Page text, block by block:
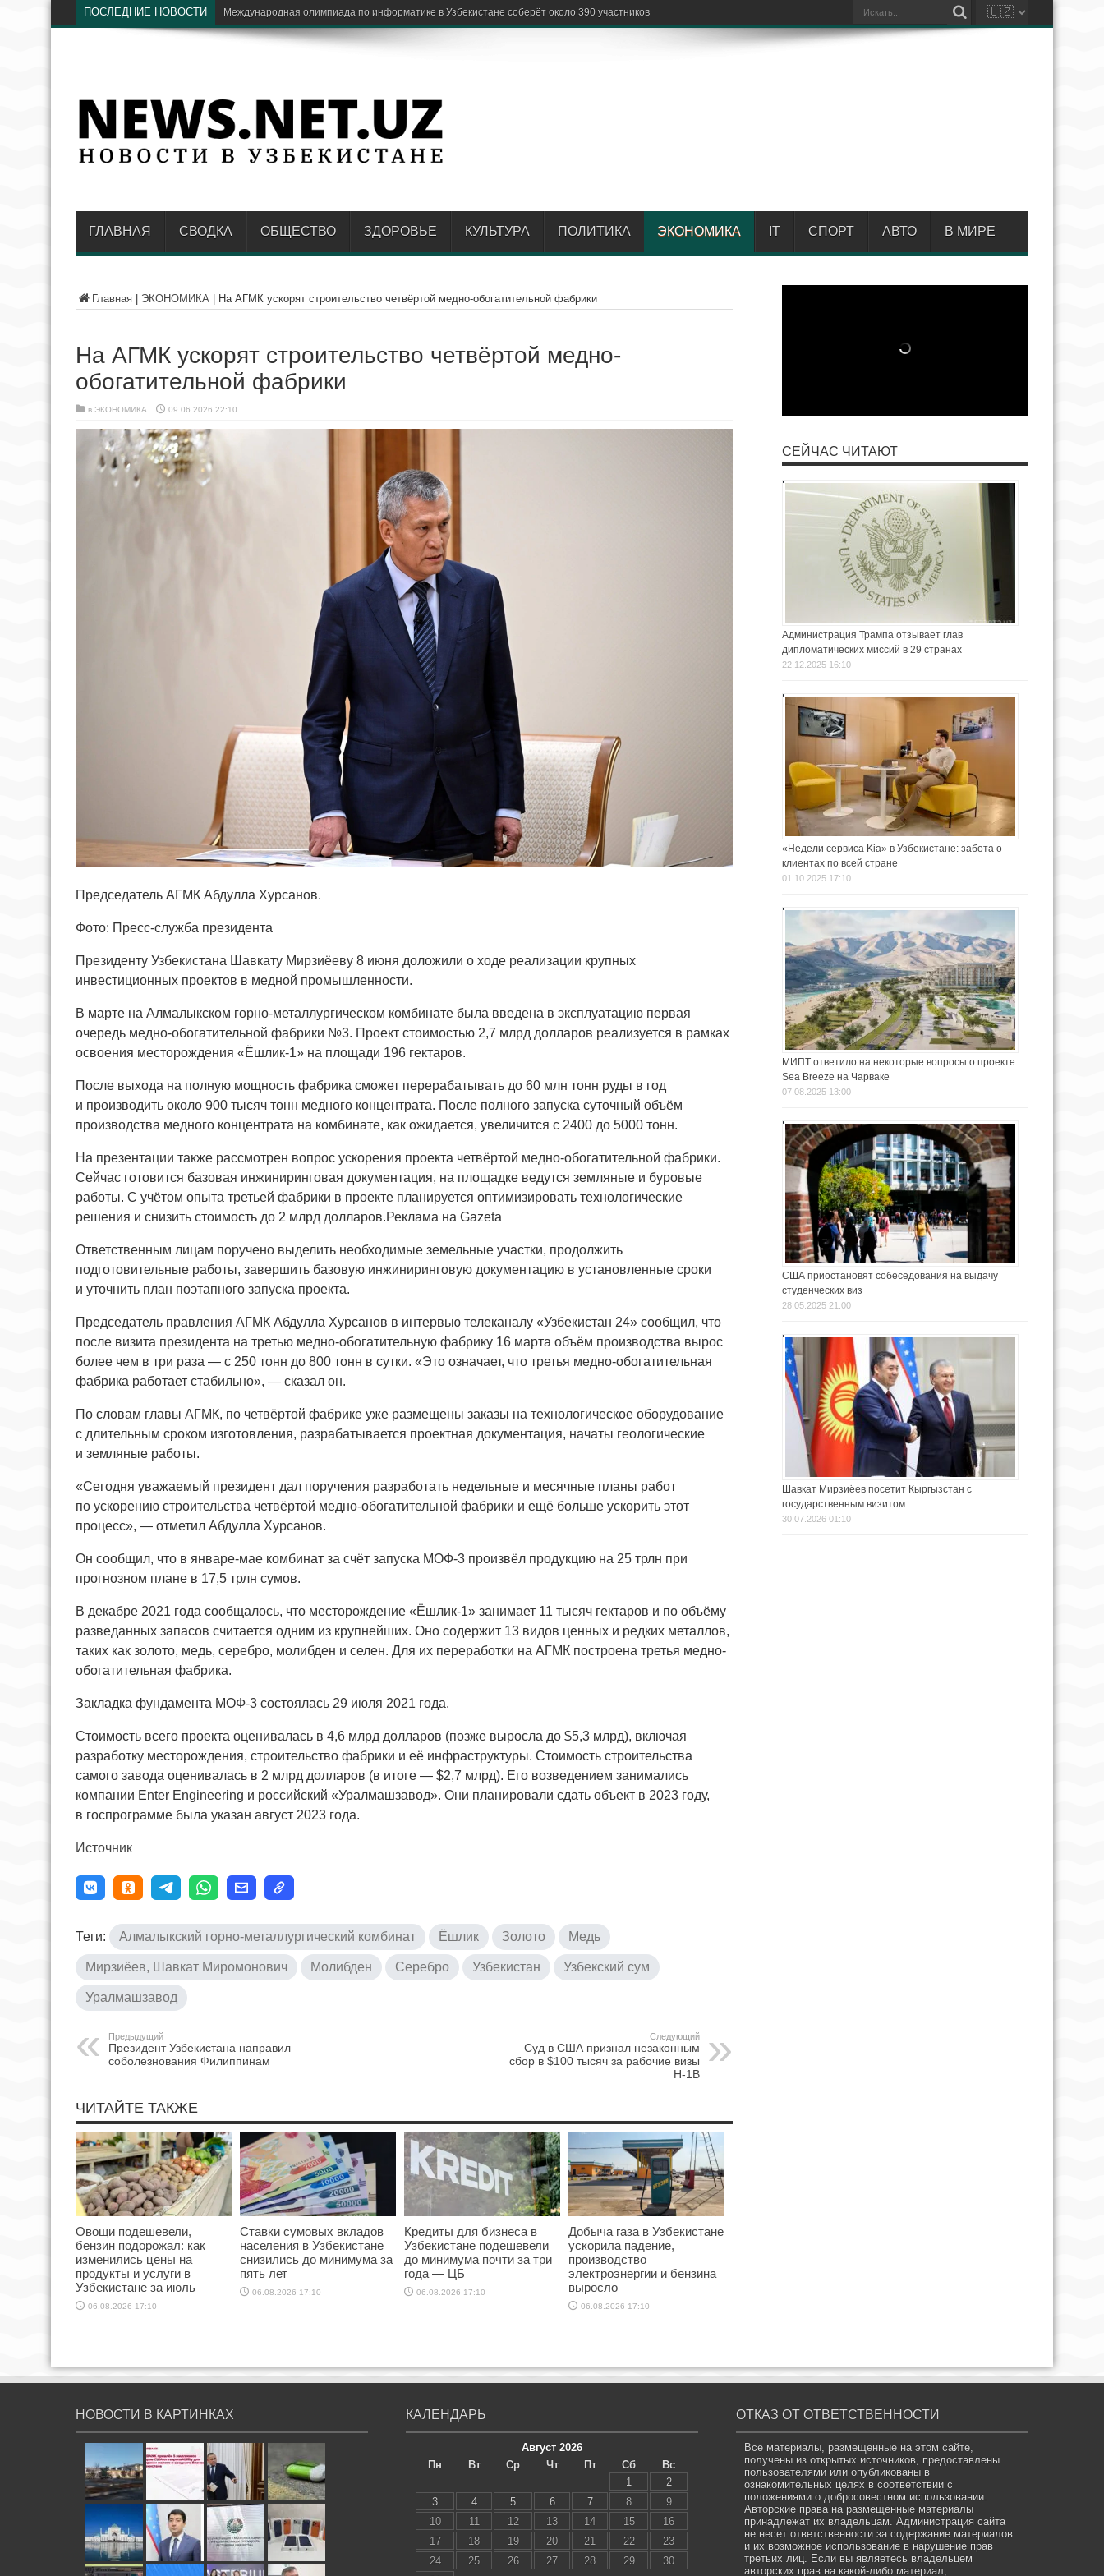
ПОСЛЕДНИЕ НОВОСТИ Экс-гл
ГЛАВНАЯ СВОДКА ОБЩЕСТВО ЗДОРОВЬЕ КУЛЬТУРА ПОЛИТИКА ЭКОНОМИКА IT СПОРТ АВТО В МИРЕ
Главная ЭКОНОМИКА На АГМК ускорят строительство четвёртой медно-обогатительной фабрики
На АГМК ускорят строительство четвёртой медно-
обогатительной фабрики
в ЭКОНОМИКА 09.06.2026 22:10
Председатель АГМК Абдулла Хурсанов.
Фото: Пресс-служба президента
Президенту Узбекистана Шавкату Мирзиёеву 8 июня доложили о ходе реализации крупных
инвестиционных проектов в медной промышленности.
В марте на Алмалыкском горно-металлургическом комбинате была введена в эксплуатацию первая
очередь медно-обогатительной фабрики №3. Проект стоимостью 2,7 млрд долларов реализуется в рамках
освоения месторождения «Ёшлик-1» на площади 196 гектаров.
После выхода на полную мощность фабрика сможет перерабатывать до 60 млн тонн руды в год
и производить около 900 тысяч тонн медного концентрата. После полного запуска суточный объём
производства медного концентрата на комбинате, как ожидается, увеличится с 2400 до 5000 тонн.
На презентации также рассмотрен вопрос ускорения проекта четвёртой медно-обогатительной фабрики.
Сейчас готовится базовая инжиниринговая документация, на площадке ведутся земляные и буровые
работы. С учётом опыта третьей фабрики в проекте планируется оптимизировать технологические
решения и снизить стоимость до 2 млрд долларов.Реклама на Gazeta
Ответственным лицам поручено выделить необходимые земельные участки, продолжить
подготовительные работы, завершить базовую инжиниринговую документацию в установленные сроки
и уточнить план поэтапного запуска проекта.
Председатель правления АГМК Абдулла Хурсанов в интервью телеканалу «Узбекистан 24» сообщил, что
после визита президента на третью медно-обогатительную фабрику 16 марта объём производства вырос
более чем в три раза — с 250 тонн до 800 тонн в сутки. «Это означает, что третья медно-обогатительная
фабрика работает стабильно», — сказал он.
По словам главы АГМК, по четвёртой фабрике уже размещены заказы на технологическое оборудование
с длительным сроком изготовления, разрабатывается проектная документация, начаты геологические
и земляные работы.
«Сегодня уважаемый президент дал поручения разработать недельные и месячные планы работ
по ускорению строительства четвёртой медно-обогатительной фабрики и ещё больше ускорить этот
процесс», — отметил Абдулла Хурсанов.
Он сообщил, что в январе-мае комбинат за счёт запуска МОФ-3 произвёл продукцию на 25 трлн при
прогнозном плане в 17,5 трлн сумов.
В декабре 2021 года сообщалось, что месторождение «Ёшлик-1» занимает 11 тысяч гектаров и по объёму
разведанных запасов считается одним из крупнейших. Оно содержит 13 видов ценных и редких металлов,
таких как золото, медь, серебро, молибден и селен. Для их переработки на АГМК построена третья медно-
обогатительная фабрика.
Закладка фундамента МОФ-3 состоялась 29 июля 2021 года.
Стоимость всего проекта оценивалась в 4,6 млрд долларов (позже выросла до $5,3 млрд), включая
разработку месторождения, строительство фабрики и её инфраструктуры. Стоимость строительства
самого завода оценивалась в 2 млрд долларов (в итоге — $2,7 млрд). Его возведением занимались
компании Enter Engineering и российский «Уралмашзавод». Они планировали сдать объект в 2023 году,
в госпрограмме была указан август 2023 года.
Источник
Теги: Алмалыкский горно-металлургический комбинат Ёшлик Золото Медь
Мирзиёев, Шавкат Миромонович Молибден Серебро Узбекистан Узбекский сум
Уралмашзавод
Предыдущий
Президент Узбекистана направил
соболезнования Филиппинам
Следующий
Суд в США признал незаконным
сбор в $100 тысяч за рабочие визы
H-1B
ЧИТАЙТЕ ТАКЖЕ
Овощи подешевели,
бензин подорожал: как
изменились цены на
продукты и услуги в
Узбекистане за июль
06.08.2026 17:10
Ставки сумовых вкладов
населения в Узбекистане
снизились до минимума за
пять лет
06.08.2026 17:10
Кредиты для бизнеса в
Узбекистане подешевели
до минимума почти за три
года — ЦБ
06.08.2026 17:10
Добыча газа в Узбекистане
ускорила падение,
производство
электроэнергии и бензина
выросло
06.08.2026 17:10
СЕЙЧАС ЧИТАЮТ
Администрация Трампа отзывает глав
дипломатических миссий в 29 странах
22.12.2025 16:10
«Недели сервиса Kia» в Узбекистане: забота о
клиентах по всей стране
01.10.2025 17:10
МИПТ ответило на некоторые вопросы о проекте
Sea Breeze на Чарваке
07.08.2025 13:00
США приостановят собеседования на выдачу
студенческих виз
28.05.2025 21:00
Шавкат Мирзиёев посетит Кыргызстан с
государственным визитом
30.07.2026 01:10
НОВОСТИ В КАРТИНКАХ КАЛЕНДАРЬ
Август 2026
Пн
Вт Ср Чт Пт Сб
Вс
1
2
3
4 5 6 7 8
9
10
11 12 13 14 15
16
17
18 19 20 21 22
23
24
25 26 27 28 29
30
ОТКАЗ ОТ ОТВЕТСТВЕННОСТИ
Все материалы, размещенные на этом сайте,
получены из открытых источников, предоставлены
пользователями или опубликованы в
ознакомительных целях в соответствии с
положениями о добросовестном использовании.
Авторские права на размещенные материалы
принадлежат их владельцам. Администрация сайта
не несет ответственности за содержание материалов
и их возможное использование в нарушение прав
третьих лиц. Если вы являетесь владельцем
авторских прав на какой-либо материал,